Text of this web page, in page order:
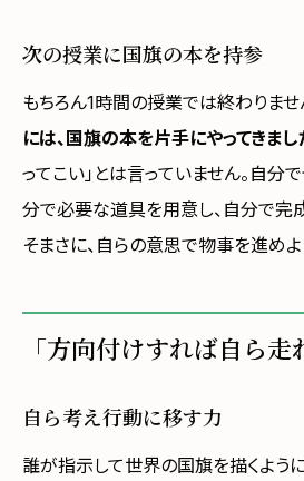
次の授業に国旗の本を持参
もちろん1時間の授業では終わりませ
には、国旗の本を片手にやってきまし
ってこい」とは言っていません。自分
分で必要な道具を用意し、自分で
そまさに、自らの意思で物事を進めよ
「方向付けすれば自ら走
自ら考え行動に移す力
誰が指示して世界の国旗を描くよう